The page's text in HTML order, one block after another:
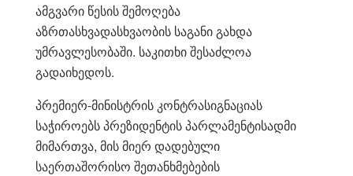
ამგვარი წესის შემოღება
აზრთასხვადასხვაობის საგანი გახდა
უმრავლესობაში. საკითხი შესაძლოა
გადაიხედოს.
პრემიერ-მინისტრის კონტრასიგნაციას
საჭიროებს პრეზიდენტის პარლამენტისადმი
მიმართვა, მის მიერ დადებული
საერთაშორისო შეთანხმებების